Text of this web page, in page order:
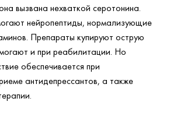
вызвана нехваткой серотонина.
нейропептиды, нормализующие
Препараты купируют острую
и при реабилитации. Но
обеспечивается при
антидепрессантов, а также